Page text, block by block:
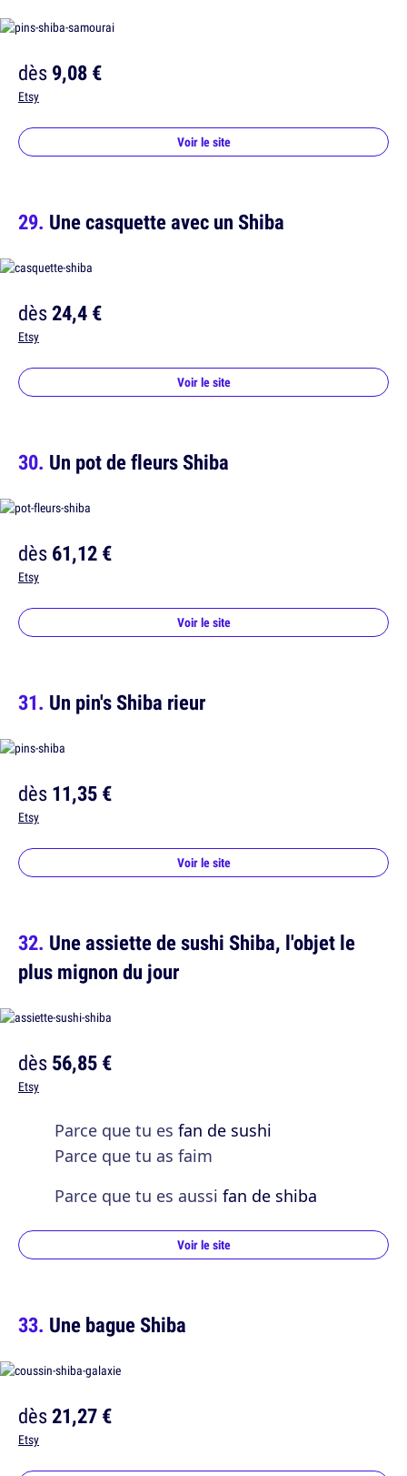
dès9,08 €
Etsy
Voir le site
Une casquette avec un Shiba
dès24,4 €
Etsy
Voir le site
Un pot de fleurs Shiba
dès61,12 €
Etsy
Voir le site
Un pin's Shiba rieur
dès11,35 €
Etsy
Voir le site
Une assiette de sushi Shiba, l'objet le
plus mignon du jour
dès56,85 €
Etsy
Parce que tu es fan de sushi
Parce que tu as faim
Parce que tu es aussi fan de shiba
Voir le site
Une bague Shiba
dès21,27 €
Etsy